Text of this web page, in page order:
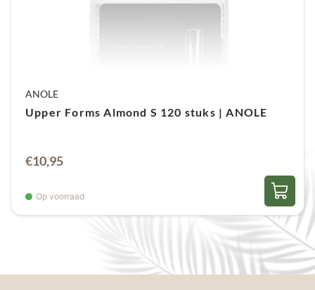
ANOLE
Upper Forms Almond S 120 stuks | ANOLE
€10,95
Op voorraad